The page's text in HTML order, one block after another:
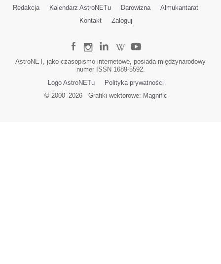
Redakcja Kalendarz AstroNETu Darowizna
Almukantarat
Kontakt
Zaloguj
AstroNET, jako czasopismo internetowe, posiada międzynarodowy
numer ISSN 1689-5592.
Logo AstroNETu
Polityka prywatności
© 2000–2026Grafiki wektorowe: Magnific